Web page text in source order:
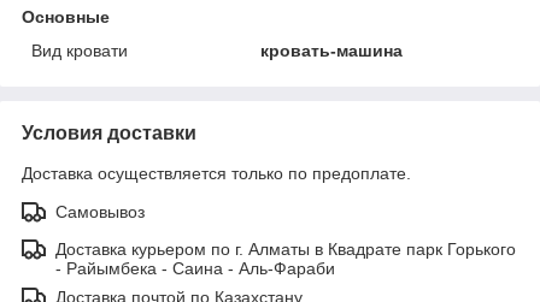
Основные
Вид кровати
кровать-машина
Условия доставки
Доставка осуществляется только по предоплате.
Самовывоз
Доставка курьером по г. Алматы в Квадрате парк Горького
- Райымбека - Саина - Аль-Фараби
Доставка почтой по Казахстану